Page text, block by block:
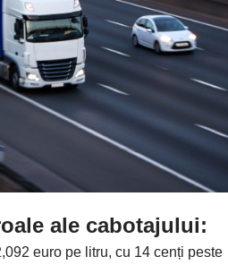
ale cabotajului:
euro pe litru, cu 14 cenți peste